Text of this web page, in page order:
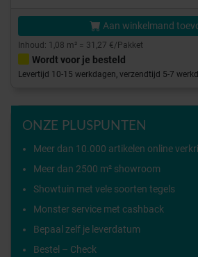
Aan winkelmand
Inhoud: 1,08 m² = 31,27 €/Pakket
Wordt voor je besteld
Levertijd 10-15 werkdagen, verzendtijd 5-7
ONZE PLUSPUNTEN
Meer dan 10.000 artikelen online
Meer dan 2500 m² showroom
Showtuin met vele soorten tegels
Monster service met cashback
Bepaal zelf je leverdatum
Bestel – Check